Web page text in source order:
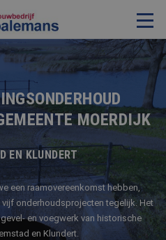
& RENOVATIE
TIMMERWERK
& ONDERHOUD
ONS
MOERDIJK
EN KLUNDERT
een raamovereenkomst hebben,
onderhoudsprojecten tegelijk. Het
en voegwerk van historische
en Klundert.